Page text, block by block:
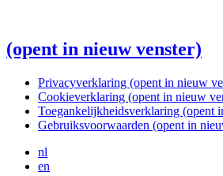
(opent in nieuw venster)
Privacyverklaring (opent in nieuw
Cookieverklaring (opent in nieuw
Toegankelijkheidsverklaring (opent
Gebruiksvoorwaarden (opent in
nl
en